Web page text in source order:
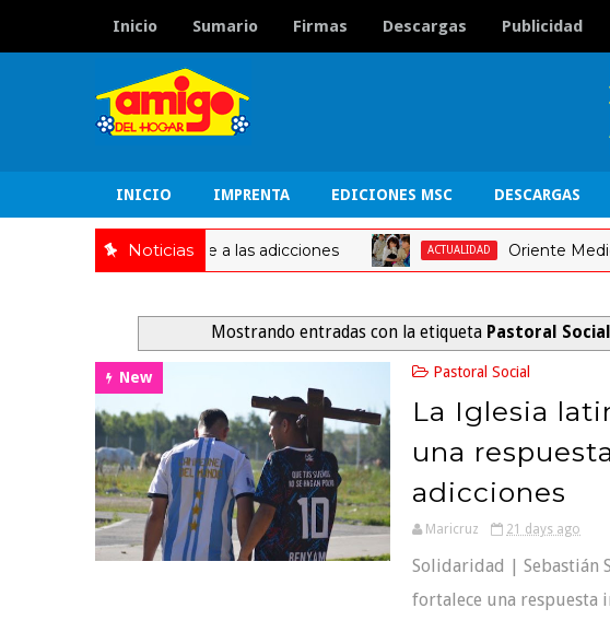
Inicio Sumario Firmas Descargas Publicidad
INICIO IMPRENTA EDICIONES MSC DESCARGAS
Noticias
integral frente a las adicciones ACTUALIDAD Oriente Medio: otros
Mostrando entradas con la etiqueta Pastoral
New Pastoral Social
La Iglesia
una
adicciones
Maricruz 21 days ago
Solidaridad | Sebastián
fortalece una respuesta